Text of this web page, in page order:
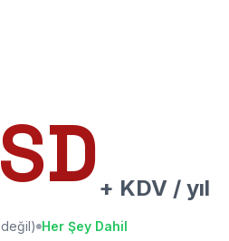
+ KDV / yıl
Her Şey Dahil